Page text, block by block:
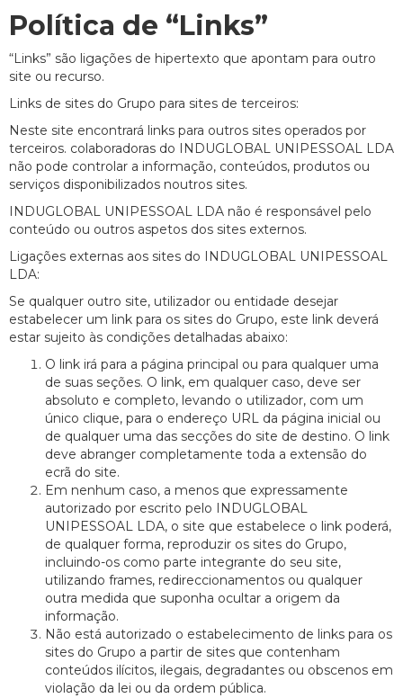
Política de “Links”
“Links” são ligações de hipertexto que apontam para outro
site ou recurso.
Links de sites do Grupo para sites de terceiros:
Neste site encontrará links para outros sites operados por
terceiros. colaboradoras do INDUGLOBAL UNIPESSOAL LDA
não pode controlar a informação, conteúdos, produtos ou
serviços disponibilizados noutros sites.
INDUGLOBAL UNIPESSOAL LDA não é responsável pelo
conteúdo ou outros aspetos dos sites externos.
Ligações externas aos sites do INDUGLOBAL UNIPESSOAL
LDA:
Se qualquer outro site, utilizador ou entidade desejar
estabelecer um link para os sites do Grupo, este link deverá
estar sujeito às condições detalhadas abaixo:
O link irá para a página principal ou para qualquer uma
de suas seções. O link, em qualquer caso, deve ser
absoluto e completo, levando o utilizador, com um
único clique, para o endereço URL da página inicial ou
de qualquer uma das secções do site de destino. O link
deve abranger completamente toda a extensão do
ecrã do site.
Em nenhum caso, a menos que expressamente
autorizado por escrito pelo INDUGLOBAL
UNIPESSOAL LDA, o site que estabelece o link poderá,
de qualquer forma, reproduzir os sites do Grupo,
incluindo-os como parte integrante do seu site,
utilizando frames, redireccionamentos ou qualquer
outra medida que suponha ocultar a origem da
informação.
Não está autorizado o estabelecimento de links para os
sites do Grupo a partir de sites que contenham
conteúdos ilícitos, ilegais, degradantes ou obscenos em
violação da lei ou da ordem pública.